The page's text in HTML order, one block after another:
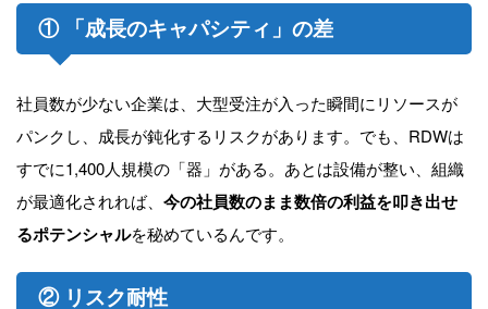
① 「成長のキャパシティ」の差
社員数が少ない企業は、大型受注が入った瞬間にリソースが
パンクし、成長が鈍化するリスクがあります。でも、RDWは
すでに1,400人規模の「器」がある。あとは設備が整い、組織
が最適化されれば、 今の社員数のまま数倍の利益を叩き出せ
るポテンシャルを秘めているんです。
② リスク耐性